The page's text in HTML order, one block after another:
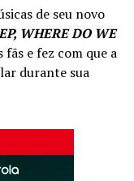
de seu novo
WHERE DO WE
fãs e fez com que a
durante sua